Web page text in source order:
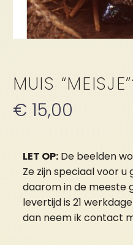
MUIS
€ 15,00
LET OP: De beelden
Ze zijn speciaal voor
daarom in de meeste
levertijd is 21
dan neem ik contact